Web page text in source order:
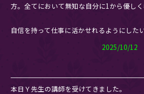
方。全てにおいて無知な自分に1から優しく
自信を持って仕事に活かせれるようにしたい
2025/10/12
本日Ｙ先生の講師を受けてきました。